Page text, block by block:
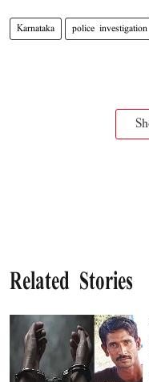
Karnataka police investigation
Related Stories